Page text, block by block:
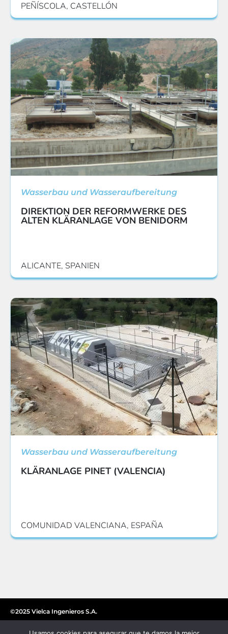
PEÑÍSCOLA, CASTELLÓN
Wasserbau und Wasseraufbereitung
DIREKTION DER REFORMWERKE DES
ALTEN KLÄRANLAGE VON BENIDORM
ALICANTE, SPANIEN
Wasserbau und Wasseraufbereitung
KLÄRANLAGE PINET (VALENCIA)
COMUNIDAD VALENCIANA, ESPAÑA
©2025 Vielca Ingenieros S.A.